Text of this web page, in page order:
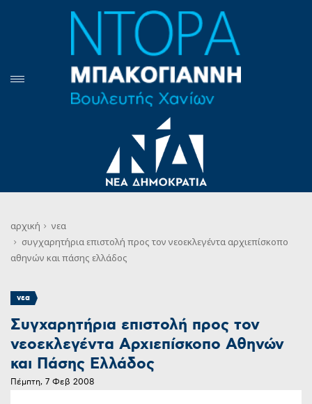
αρχική
νεα
συγχαρητήρια επιστολή προς τον νεοεκλεγέντα αρχιεπίσκοπο
αθηνών και πάσης ελλάδος
νεα
Συγχαρητήρια επιστολή προς τον
νεοεκλεγέντα Αρχιεπίσκοπο Αθηνών
και Πάσης Ελλάδος
Πέμπτη, 7 Φεβ 2008